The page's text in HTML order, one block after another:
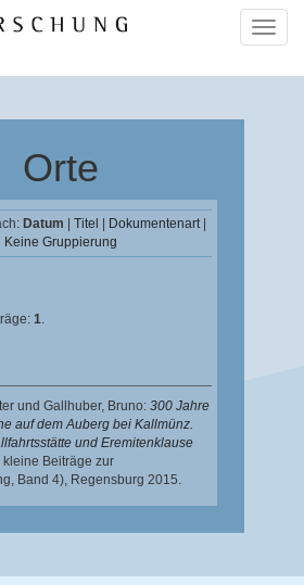
ein-/
Orte
Datum Titel Dokumentenart|
Keine Gruppierung
1.
und Gallhuber, Bruno: 300 Jahre
auf dem Auberg bei Kallmünz.
und Eremitenklause
Beiträge zur
Band 4), Regensburg 2015.